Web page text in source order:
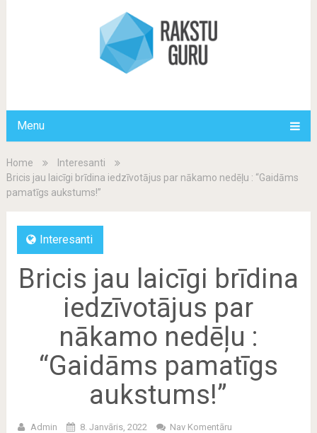
Menu
Home
Interesanti
Bricis jau laicīgi brīdina iedzīvotājus par nākamo nedēļu : “Gaidāms
pamatīgs aukstums!”
Interesanti
Bricis jau laicīgi brīdina
iedzīvotājus par
nākamo nedēļu :
“Gaidāms pamatīgs
aukstums!”
Admin 8. Janvāris, 2022 Nav Komentāru